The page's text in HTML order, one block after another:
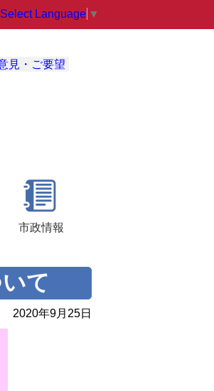
Select Language ▼
見・ご要望
市政情報
て
2020年9月25日